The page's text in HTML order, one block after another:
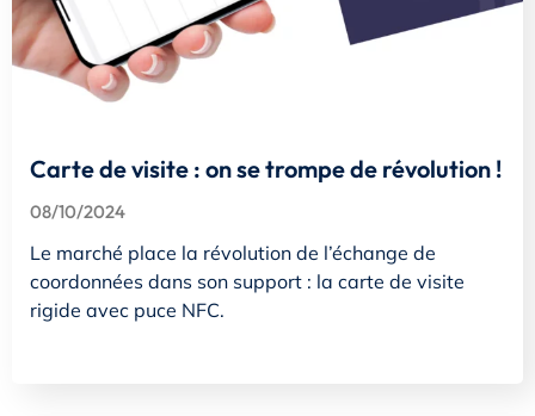
Carte de visite : on se trompe de révolution !
08/10/2024
Le marché place la révolution de l’échange de
coordonnées dans son support : la carte de visite
rigide avec puce NFC.